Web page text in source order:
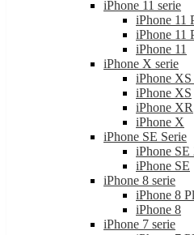
iPhone 11 serie
iPhone 11
iPhone 11
iPhone 11
iPhone X serie
iPhone
iPhone XS
iPhone XR
iPhone X
iPhone SE Serie
iPhone SE
iPhone SE
iPhone 8 serie
iPhone 8
iPhone 8
iPhone 7 serie